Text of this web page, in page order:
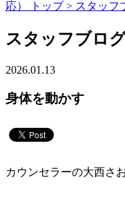
応） トップ > スタッフ
スタッフブロ
2026.01.13
身体を動かす
カウンセラーの大西さ